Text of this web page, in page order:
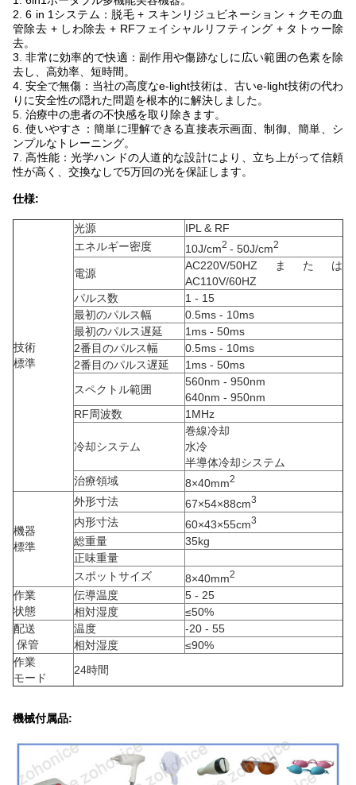
2. 6 in 1システム：脱毛 + スキンリジュビネーション + クモの血
管除去 + しわ除去 + RFフェイシャルリフティング + タトゥー除
去。
3. 非常に効率的で快適：副作用や傷跡なしに広い範囲の色素を除
去し、高効率、短時間。
4. 安全で無傷：当社の高度なe-light技術は、古いe-light技術の代わ
りに安全性の隠れた問題を根本的に解決しました。
5. 治療中の患者の不快感を取り除きます。
6. 使いやすさ：簡単に理解できる直接表示画面、制御、簡単、シ
ンプルなトレーニング。
7. 高性能：光学ハンドの人道的な設計により、立ち上がって信頼
性が高く、交換なしで5万回の光を保証します。
仕様:
技術
標準
光源
IPL & RF
エネルギー密度
10J/cm2 - 50J/cm2
電源
AC220V/50HZまたは
AC110V/60HZ
パルス数
1 - 15
最初のパルス幅
0.5ms - 10ms
最初のパルス遅延
1ms - 50ms
2番目のパルス幅
0.5ms - 10ms
2番目のパルス遅延
1ms - 50ms
スペクトル範囲
560nm - 950nm
640nm - 950nm
RF周波数
1MHz
冷却システム
巻線冷却
水冷
半導体冷却システム
治療領域
8×40mm2
機器
標準
外形寸法 67×54×88cm3
内形寸法 60×43×55cm3
総重量
35kg
正味重量
スポットサイズ
8×40mm2
作業
状態
伝導温度
5 - 25
相対湿度
≤50%
配送
保管
温度
-20 - 55
相対湿度
≤90%
作業
モード
24時間
機械付属品: